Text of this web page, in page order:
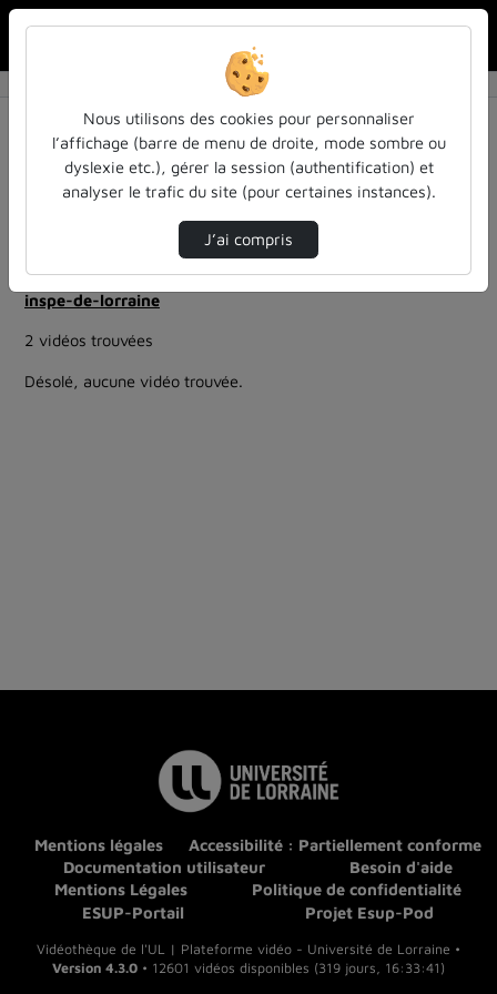
Résultats de la recherche
Filtres actifs (cliquer pour en retirer) :
education
entendu-des-confs-a-ecouter
colloques-et-conferences
ia-lintelligence-artificielle-approches-et-usages-a-
luniversite
inspe-de-lorraine
2 vidéos trouvées
Désolé, aucune vidéo trouvée.
Mentions légales
Accessibilité : Partiellement conforme
Documentation utilisateur
Besoin d'aide
Mentions Légales
Politique de confidentialité
ESUP-Portail
Projet Esup-Pod
Vidéothèque de l'UL | Plateforme vidéo - Université de Lorraine •
Version 4.3.0 • 12601 vidéos disponibles (319 jours, 16:33:41)
Nous utilisons des cookies pour personnaliser
l’affichage (barre de menu de droite, mode sombre ou
dyslexie etc.), gérer la session (authentification) et
analyser le trafic du site (pour certaines instances).
J’ai compris